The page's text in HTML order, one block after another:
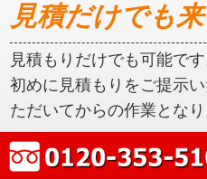
見積だけでも
見積もりだけでも可能です
初めに見積もりをご提示
ただいてからの作業となり
愛知県岡崎